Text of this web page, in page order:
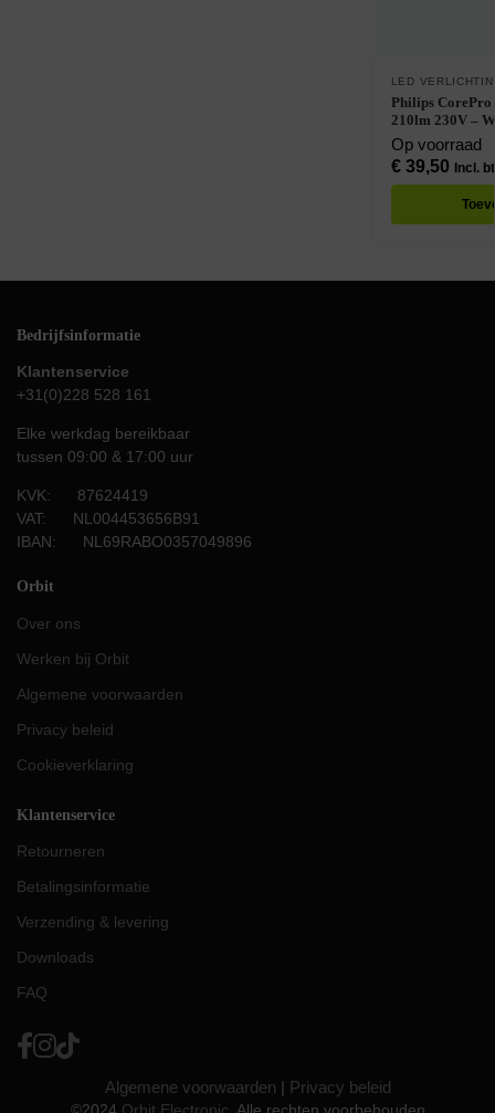
LED
Philips CorePro
210lm 230V –
Op voorraad
€39,50 Incl.
Bedrijfsinformatie
Klantenservice
+31(0)228 528 161
Elke werkdag bereikbaar
tussen 09:00 & 17:00 uur
KVK: 87624419
VAT: NL004453656B91
IBAN: NL69RABO0357049896
Orbit
Over ons
Werken bij Orbit
Algemene voorwaarden
Privacy beleid
Cookieverklaring
Klantenservice
Retourneren
Betalingsinformatie
Verzending & levering
Downloads
FAQ
Algemene voorwaarden | Privacy beleid